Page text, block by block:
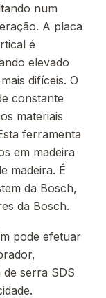
num
A placa
é
elevado
difíceis. O
constante
materiais
ferramenta
em madeira
madeira. É
da Bosch,
da Bosch.
pode efetuar
serra SDS